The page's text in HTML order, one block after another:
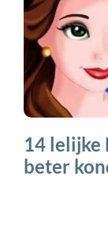
14 lelijke
beter